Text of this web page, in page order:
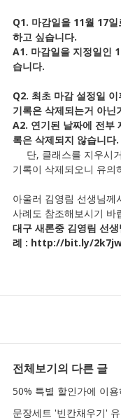
Q1. 마감일을 11월 17
하고 싶습니다.
A1. 마감일을 지정일인
습니다.
Q2. 최초 마감 설정일
기록은 삭제되는거 아닌
A2. 연기된 날짜에 전부
록은 삭제되지 않습니다.
단, 클래스를 지우시
기록이 삭제되오니 유의
아울러 김영림 선생님께
사례도 참조해보시기 바
대구 새론중 김영림 선
례 : http://bit.ly/
전체보기의 다른 글
50% 특별 할인가에 이
문장세트 '빈칸채우기'